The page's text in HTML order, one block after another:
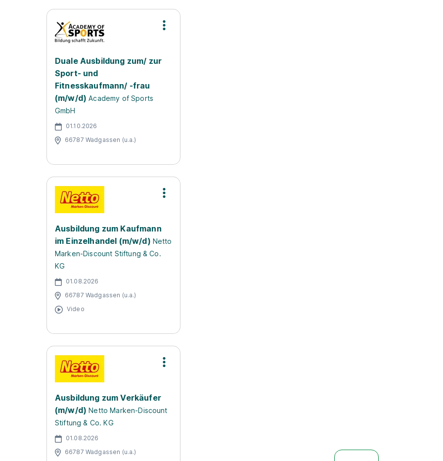
Duale Ausbildung zum/ zur
Sport- und
Fitnesskaufmann/ -frau
(m/w/d) Academy of Sports
GmbH
01.10.2026
66787 Wadgassen (u.a.)
Ausbildung zum Kaufmann
im Einzelhandel (m/w/d) Netto
Marken-Discount Stiftung & Co.
KG
01.08.2026
66787 Wadgassen (u.a.)
Video
Ausbildung zum Verkäufer
(m/w/d) Netto Marken-Discount
Stiftung & Co. KG
01.08.2026
66787 Wadgassen (u.a.)